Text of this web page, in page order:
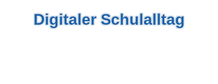
Digitaler Schulalltag